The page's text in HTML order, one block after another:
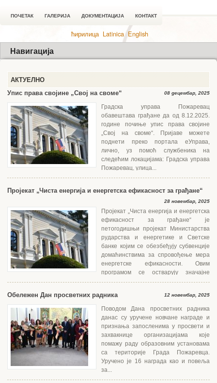
ПОЧЕТАК ГАЛЕРИЈА ДОКУМЕНТАЦИЈА КОНТАКТ
ћирилица Latinica English
Навигација
АКТУЕЛНО
Упис права својине „Свој на своме“
08 децембар, 2025
Градска управа Пожаревац
обавештава грађане да од 8.12.2025.
године почиње упис права својине
„Свој на своме“. Пријаве можете
поднети преко портала еУправа,
лично, уз помоћ службеника на
следећим локацијама: Градска управа
Пожаревац, улица...
Пројекат „Чиста енергија и енергетска ефикасност за грађане“
28 новембар, 2025
Пројекат „Чиста енергија и енергетска
ефикасност за грађане“ је
петогодишњи пројекат Министарства
рударства и енергетике и Светске
банке којим се обезбеђују субвенције
домаћинствима за спровођење мера
енергетске ефикасности. Овим
програмом се остварују значајне
уштеде енергије,...
Обележен Дан просветних радника 12 новембар, 2025
Поводом Дана просветних радника
данас су уручене новчане награде и
признања запосленима у просвети и
захвакнице организацијама које
помажу раду образовним установама
са територије Града Пожаревца.
Уручено је 16 награда као и повеља
за...